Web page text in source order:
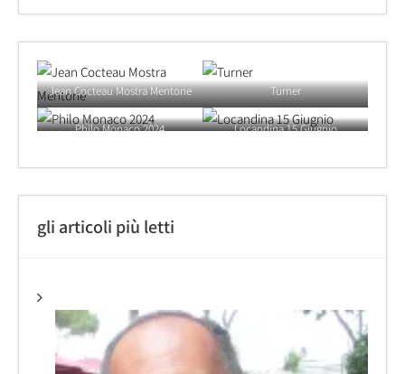
Jean Cocteau Mostra Mentone Turner
Philo Monaco 2024 Locandina 15 Giugnio
gli articoli più letti